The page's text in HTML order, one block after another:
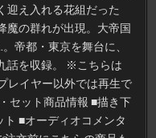
迎え入れる花組だった
魔の群れが出現。大帝国
帝都・東京を舞台に、
話を収録。 ※こちらは
イヤー以外では再生で
セット商品情報 ■描き下
■オーディオコメンタ